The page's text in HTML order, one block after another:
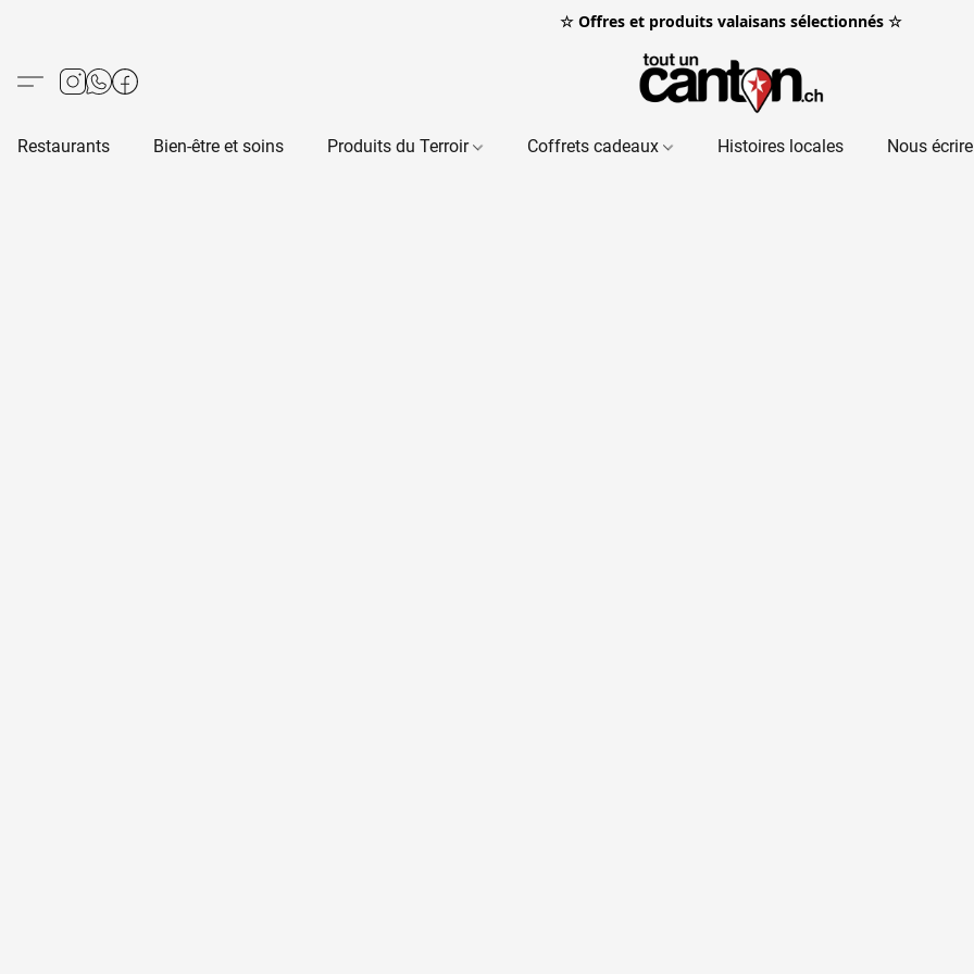
☆ Offres et produits valaisans sélectionnés ☆
Restaurants Bien-être et soins Produits du Terroir Coffrets cadeaux Histoires locales Nous écrire